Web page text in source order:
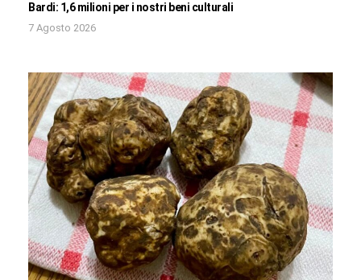
Bardi: 1,6 milioni per i nostri beni culturali
7 Agosto 2026